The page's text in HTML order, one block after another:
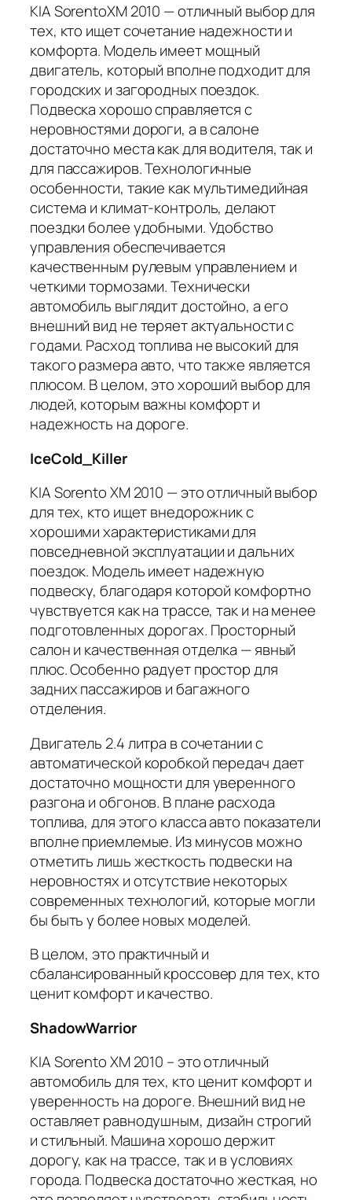
KIA SorentoXM 2010 — отличный выбор для
тех, кто ищет сочетание надежности и
комфорта. Модель имеет мощный
двигатель, который вполне подходит для
городских и загородных поездок.
Подвеска хорошо справляется с
неровностями дороги, а в салоне
достаточно места как для водителя, так и
для пассажиров. Технологичные
особенности, такие как мультимедийная
система и климат-контроль, делают
поездки более удобными. Удобство
управления обеспечивается
качественным рулевым управлением и
четкими тормозами. Технически
автомобиль выглядит достойно, а его
внешний вид не теряет актуальности с
годами. Расход топлива не высокий для
такого размера авто, что также является
плюсом. В целом, это хороший выбор для
людей, которым важны комфорт и
надежность на дороге.
IceCold_Killer
KIA Sorento XM 2010 — это отличный выбор
для тех, кто ищет внедорожник с
хорошими характеристиками для
повседневной эксплуатации и дальних
поездок. Модель имеет надежную
подвеску, благодаря которой комфортно
чувствуется как на трассе, так и на менее
подготовленных дорогах. Просторный
салон и качественная отделка — явный
плюс. Особенно радует простор для
задних пассажиров и багажного
отделения.
Двигатель 2.4 литра в сочетании с
автоматической коробкой передач дает
достаточно мощности для уверенного
разгона и обгонов. В плане расхода
топлива, для этого класса авто показатели
вполне приемлемые. Из минусов можно
отметить лишь жесткость подвески на
неровностях и отсутствие некоторых
современных технологий, которые могли
бы быть у более новых моделей.
В целом, это практичный и
сбалансированный кроссовер для тех, кто
ценит комфорт и качество.
ShadowWarrior
KIA Sorento XM 2010 – это отличный
автомобиль для тех, кто ценит комфорт и
уверенность на дороге. Внешний вид не
оставляет равнодушным, дизайн строгий
и стильный. Машина хорошо держит
дорогу, как на трассе, так и в условиях
города. Подвеска достаточно жесткая, но